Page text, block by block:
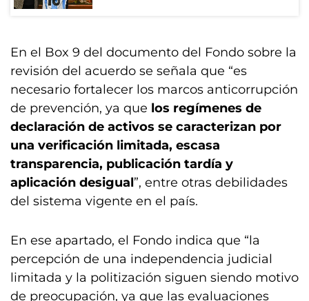
En el Box 9 del documento del Fondo sobre la
revisión del acuerdo se señala que “es
necesario fortalecer los marcos anticorrupción
de prevención, ya que los regímenes de
declaración de activos se caracterizan por
una verificación limitada, escasa
transparencia, publicación tardía y
aplicación desigual”, entre otras debilidades
del sistema vigente en el país.
En ese apartado, el Fondo indica que “la
percepción de una independencia judicial
limitada y la politización siguen siendo motivo
de preocupación, ya que las evaluaciones